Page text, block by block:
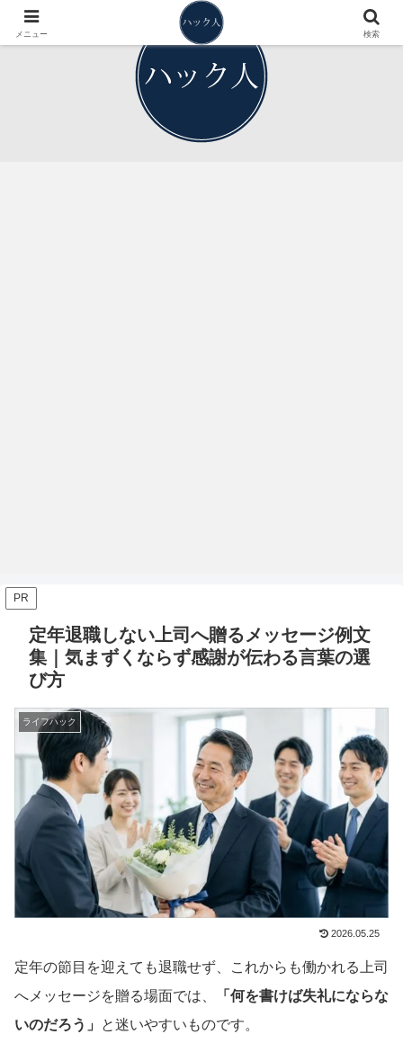
PR
定年退職しない上司へ贈るメッセージ例文
集｜気まずくならず感謝が伝わる言葉の選
び方
ライフハック
2026.05.25
定年の節目を迎えても退職せず、これからも働かれる上司
へメッセージを贈る場面では、
「何を書けば失礼にならな
いのだろう」
と迷いやすいものです。
メニュー 検索